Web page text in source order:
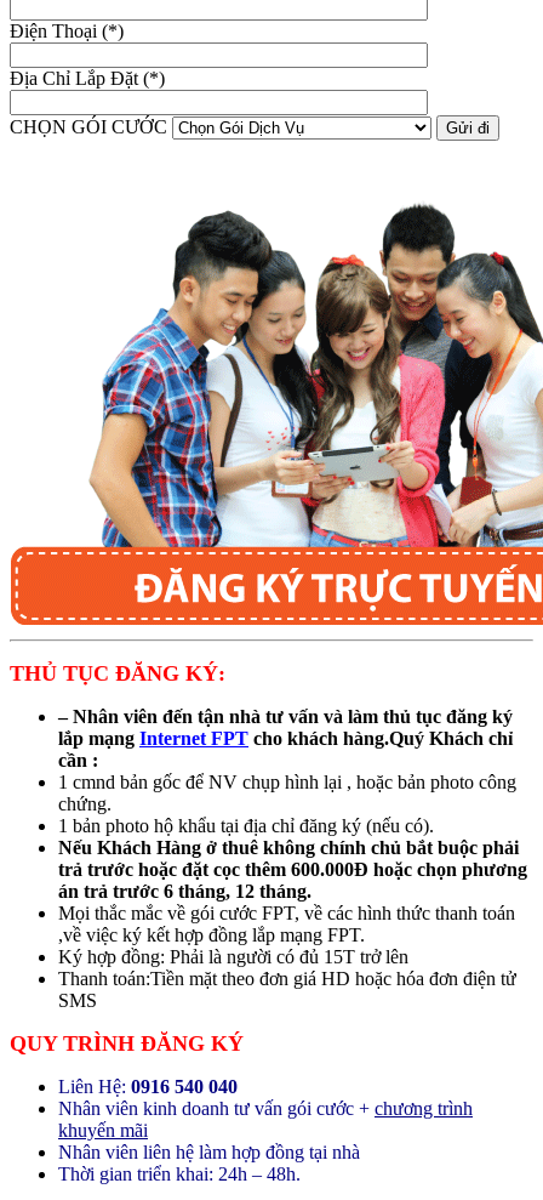
Điện Thoại (*)
Địa Chỉ Lắp Đặt (*)
CHỌN GÓI CƯỚC
THỦ TỤC ĐĂNG KÝ:
– Nhân viên đến tận nhà tư vấn và làm thủ tục đăng ký
lắp mạng Internet FPT cho khách hàng.Quý Khách chỉ
cần :
1 cmnd bản gốc để NV chụp hình lại , hoặc bản photo công
chứng.
1 bản photo hộ khẩu tại địa chỉ đăng ký (nếu có).
Nếu Khách Hàng ở thuê không chính chủ bắt buộc phải
trả trước hoặc đặt cọc thêm 600.000Đ hoặc chọn phương
án trả trước 6 tháng, 12 tháng.
Mọi thắc mắc về gói cước FPT, về các hình thức thanh toán
,về việc ký kết hợp đồng lắp mạng FPT.
Ký hợp đồng: Phải là người có đủ 15T trở lên
Thanh toán:Tiền mặt theo đơn giá HD hoặc hóa đơn điện tử
SMS
QUY TRÌNH ĐĂNG KÝ
Liên Hệ: 0916 540 040
Nhân viên kinh doanh tư vấn gói cước + chương trình
khuyến mãi
Nhân viên liên hệ làm hợp đồng tại nhà
Thời gian triển khai: 24h – 48h.